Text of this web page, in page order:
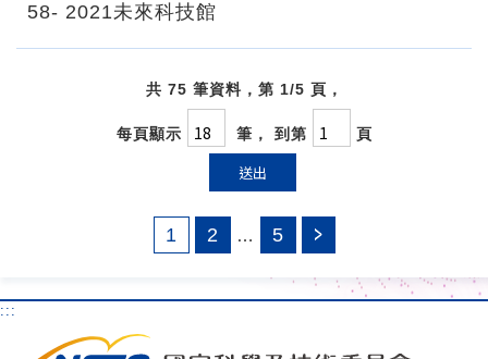
58- 2021未來科技館
共 75 筆資料，第 1/5 頁，
每頁顯示 筆， 到第 頁
送出
1 2 … 5
:::